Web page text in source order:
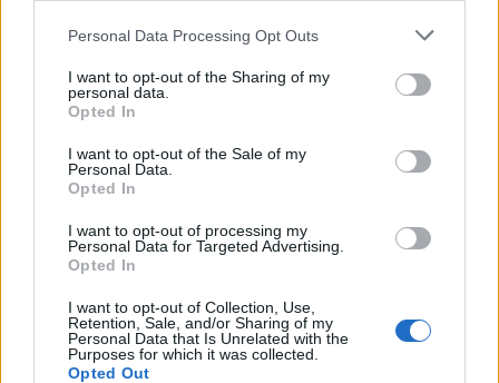
Personal Data Processing Opt Outs
I want to opt-out of the Sharing of my
personal data.
Opted In
I want to opt-out of the Sale of my
Personal Data.
Opted In
I want to opt-out of processing my
Personal Data for Targeted Advertising.
Opted In
I want to opt-out of Collection, Use,
Retention, Sale, and/or Sharing of my
Personal Data that Is Unrelated with the
Purposes for which it was collected.
Opted Out
LIITTYVÄT ARTIKKELIT
Leijonat julkisti ketjut Sveitsi-peliin –
Aleksander Barkov tekee paluun
Venäläisveskari sekosi Suomen 2.
50 jäähyminuuttia
Kanada – USA klo 15:10 – näin katsot